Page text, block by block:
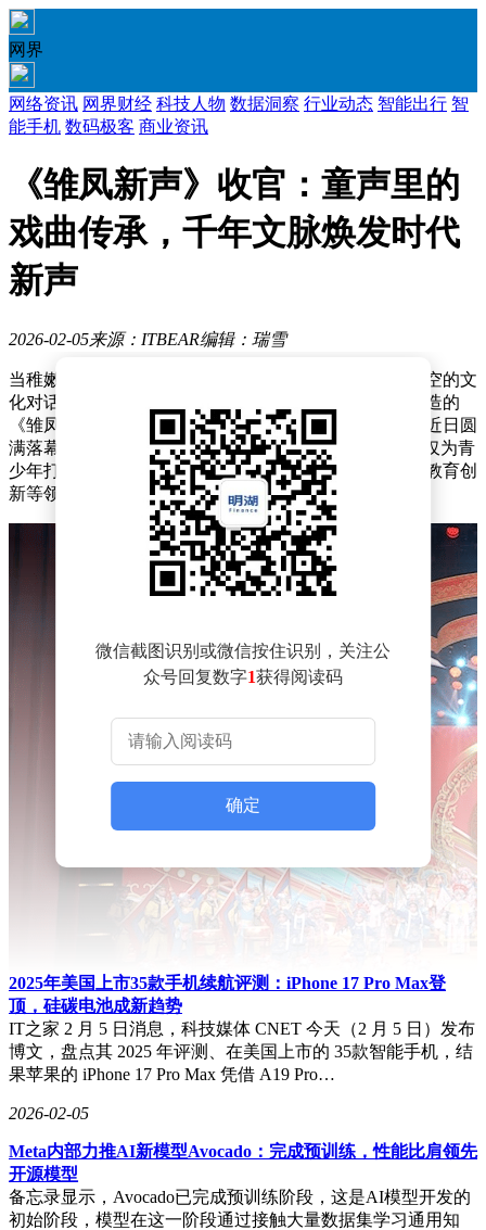
网界
网络资讯 网界财经 科技人物 数据洞察 行业动态 智能出行 智
能手机 数码极客 商业资讯
《雏凤新声》收官：童声里的
戏曲传承，千年文脉焕发时代
新声
2026-02-05来源：ITBEAR编辑：瑞雪
当稚嫩的童声与千年戏曲在古城墙下相遇，一场跨越时空的文
化对话悄然展开。由中央广播电视总台文艺节目中心打造的
《雏凤新声——中央广播电视总台首届少儿戏曲大会》近日圆
满落幕，这场以"活态传承"为核心理念的美育实践，不仅为青
少年打开了一扇通往传统艺术的大门，更在文旅融合、教育创
新等领域激起层层涟漪。
课堂。青砖灰瓦间，孩子们身着戏服穿梭于明清建筑群，在历
史场景中完成戏曲基本功训练。这种"情境浸润式"研学模式通
过设计历史任务、趣味游戏等环节，让"唱念做打"的技法学习
自然融入文化探索过程。86版《西游记》猪八戒扮演者马德华
微信截图识别或微信按住识别，关注公
众号回复数字1获得阅读码
确定
2025年美国上市35款手机续航评测：iPhone 17 Pro Max登
顶，硅碳电池成新趋势
IT之家 2 月 5 日消息，科技媒体 CNET 今天（2 月 5 日）发布
博文，盘点其 2025 年评测、在美国上市的 35款智能手机，结
果苹果的 iPhone 17 Pro Max 凭借 A19 Pro…
2026-02-05
Meta内部力推AI新模型Avocado：完成预训练，性能比肩领先
开源模型
备忘录显示，Avocado已完成预训练阶段，这是AI模型开发的
初始阶段，模型在这一阶段通过接触大量数据集学习通用知